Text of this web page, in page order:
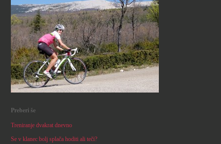
Preberi še
Treniranje dvakrat dnevno
Se v klanec bolj splača hoditi ali teči?